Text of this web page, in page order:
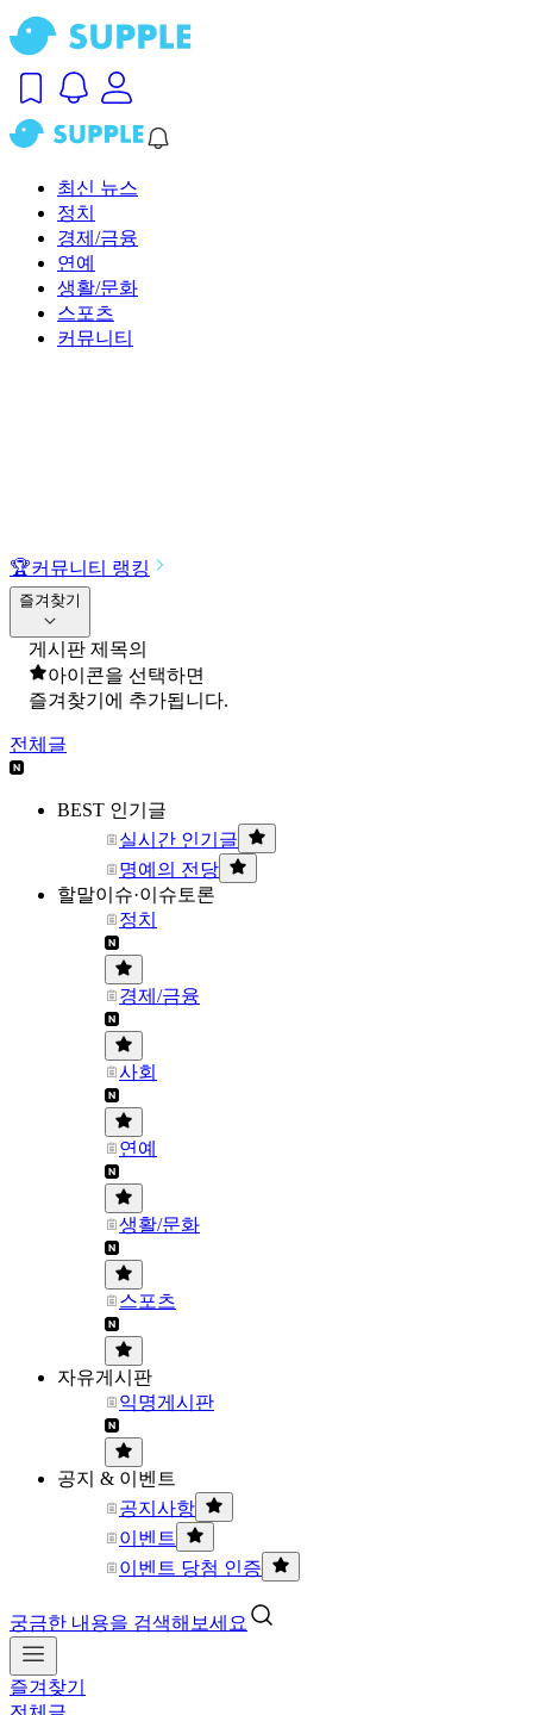
최신 뉴스
정치
경제/금융
연예
생활/문화
스포츠
커뮤니티
🏆커뮤니티 랭킹
즐겨찾기
게시판 제목의
아이콘을 선택하면
즐겨찾기에 추가됩니다.
전체글
BEST 인기글
실시간 인기글
명예의 전당
할말이슈·이슈토론
정치
경제/금융
사회
연예
생활/문화
스포츠
자유게시판
익명게시판
공지 & 이벤트
공지사항
이벤트
이벤트 당첨 인증
궁금한 내용을 검색해보세요
즐겨찾기